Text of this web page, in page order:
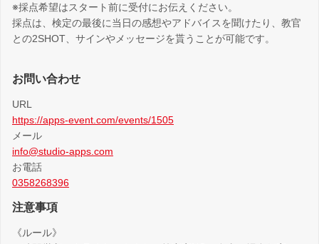
※採点希望はスタート前に受付にお伝えください。
採点は、検定の最後に当日の感想やアドバイスを聞けたり、教官
との2SHOT、サインやメッセージを貰うことが可能です。
お問い合わせ
URL
https://apps-event.com/events/1505
メール
info@studio-apps.com
お電話
0358268396
注意事項
《ルール》